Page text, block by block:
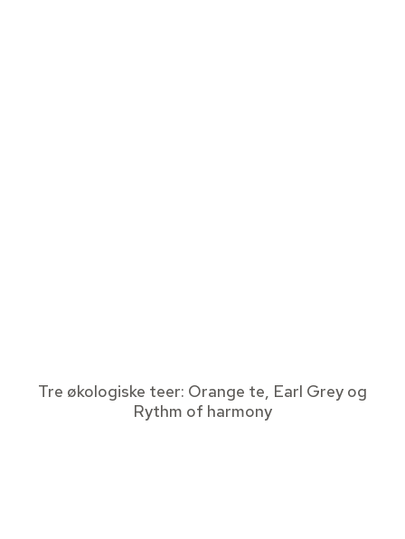
Tre økologiske teer: Orange te, Earl Grey og
Rythm of harmony